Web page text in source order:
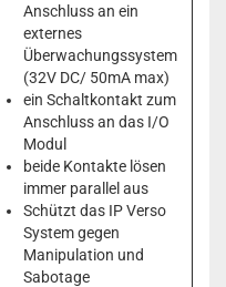
Anschluss an ein
externes
Überwachungssystem
(32V DC/ 50mA max)
ein Schaltkontakt zum
Anschluss an das I/O
Modul
beide Kontakte lösen
immer parallel aus
Schützt das IP Verso
System gegen
Manipulation und
Sabotage